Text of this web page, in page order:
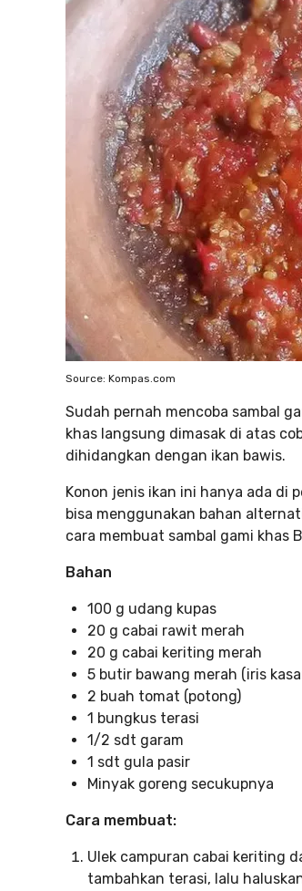
Source: Kompas.com
Sudah pernah mencoba sambal
khas langsung dimasak di atas
dihidangkan dengan ikan bawis.
Konon jenis ikan ini hanya ada di
bisa menggunakan bahan
cara membuat sambal gami khas
Bahan
100 g udang kupas
20 g cabai rawit merah
20 g cabai keriting merah
5 butir bawang merah (iris
2 buah tomat (potong)
1 bungkus terasi
1/2 sdt garam
1 sdt gula pasir
Minyak goreng secukupnya
Cara membuat:
Ulek campuran cabai keriting
tambahkan terasi, lalu